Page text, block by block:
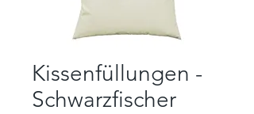
Kissenfüllungen -
Schwarzfischer